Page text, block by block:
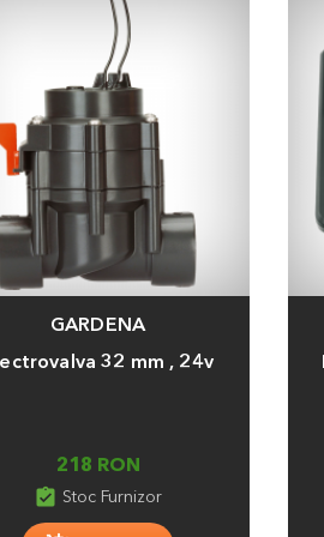
GARDENA
32 mm , 24v
218 RON
assignment_turned_in Stoc Furnizor